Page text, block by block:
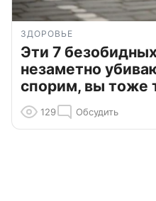
ЗДОРОВЬЕ
Эти 7
незаметно
спорим, вы тоже
129 Обсудить